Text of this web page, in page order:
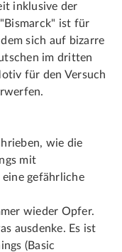
inklusive der
ist für
sich auf bizarre
im dritten
für den Versuch
wie die
mit
gefährliche
wieder Opfer.
ausdenke. Es ist
(Basic